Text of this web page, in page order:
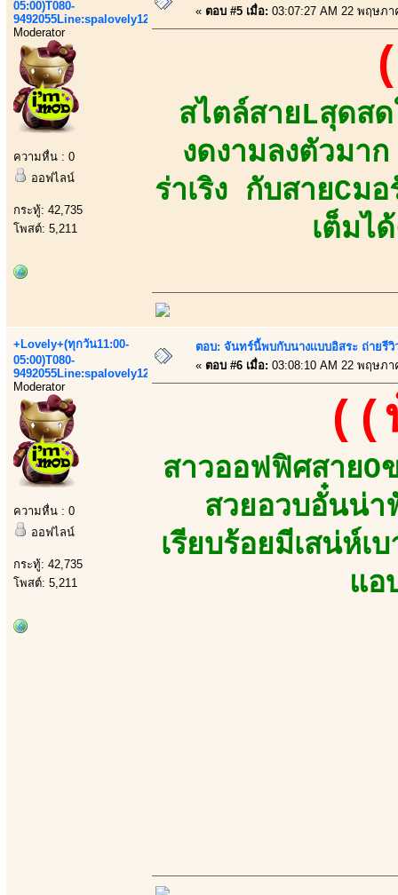
05:00)T080-
9492055Line:spalovely123
Moderator
ความหื่น : 0
ออฟไลน์
กระทู้: 42,735
โพสต์: 5,211
« ตอบ #5 เมื่อ: 03:07:27 AM 22 พฤษภา
สไตล์สายLสุดส
งดงามลงตัวมา
ร่าเริง กับสายCม
เต็มไ
+Lovely+(ทุกวัน11:00-
05:00)T080-
9492055Line:spalovely123
Moderator
ความหื่น : 0
ออฟไลน์
กระทู้: 42,735
โพสต์: 5,211
ตอบ: จันทร์นี้พบกับนางเเบบอิสระ ถ่ายรี
« ตอบ #6 เมื่อ: 03:08:10 AM 22 พฤษภา
((
สาวออฟฟิศสาย
สวยอวบอั๋นน่
เรียบร้อยมีเสน่ห์
แอ